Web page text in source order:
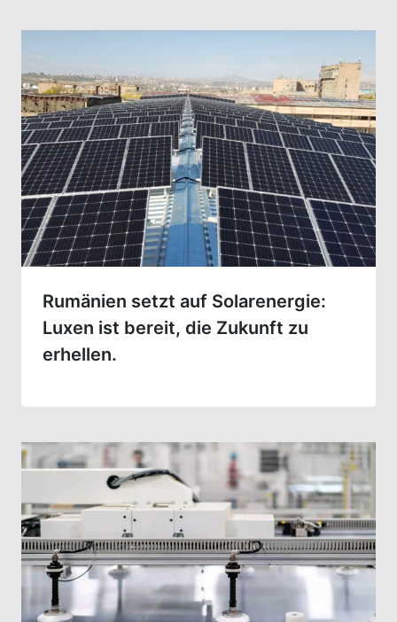
Rumänien setzt auf Solarenergie:
Luxen ist bereit, die Zukunft zu
erhellen.